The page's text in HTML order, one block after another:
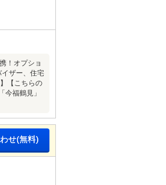
！オプショ
ザー、住宅
【こちらの
福鶴見」
せ(無料)